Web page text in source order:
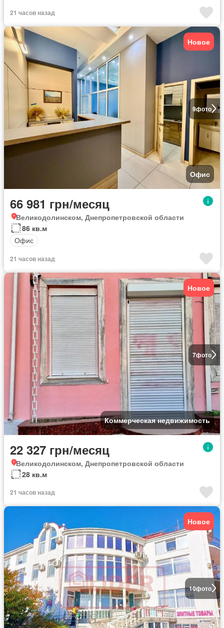
21 часов назад
9фото
Новое
Офис
66 981 грн/месяц
Великодолинском, Днепропетровской области
86 кв.м
Офис
21 часов назад
7фото
Новое
Коммерческая недвижимость
22 327 грн/месяц
Великодолинском, Днепропетровской области
28 кв.м
21 часов назад
10фото
Новое